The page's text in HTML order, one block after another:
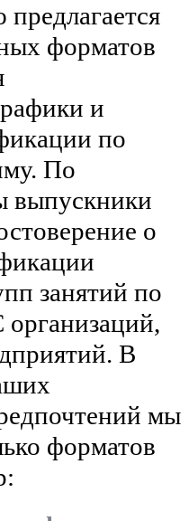
форматов
и
по
По
выпускники
о
занятий по
В
мы
форматов